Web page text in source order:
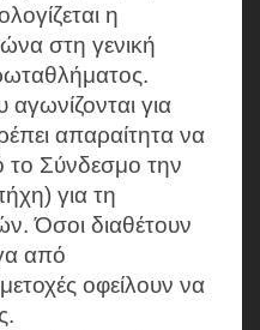
η
στη γενική
αγωνίζονται για
απαραίτητα να
Σύνδεσμο την
για τη
Όσοι διαθέτουν
από
οφείλουν να